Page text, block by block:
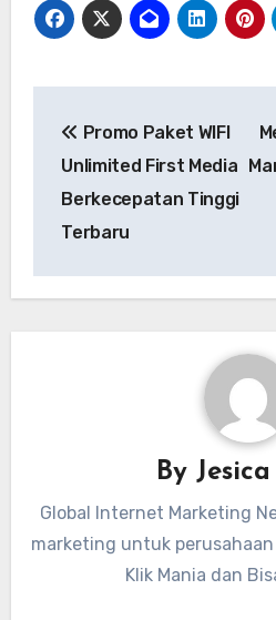
pos
Promo Paket WIFI
Unlimited First Media
Berkecepatan Tinggi
Terbaru
By
Global Internet Marketing
marketing untuk perusahaan
Klik Mania dan